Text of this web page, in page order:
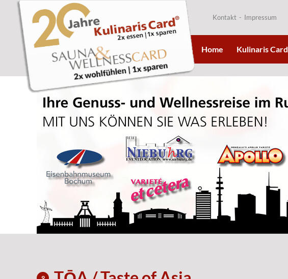
Kontakt Impressum
Home Kulinaris Card